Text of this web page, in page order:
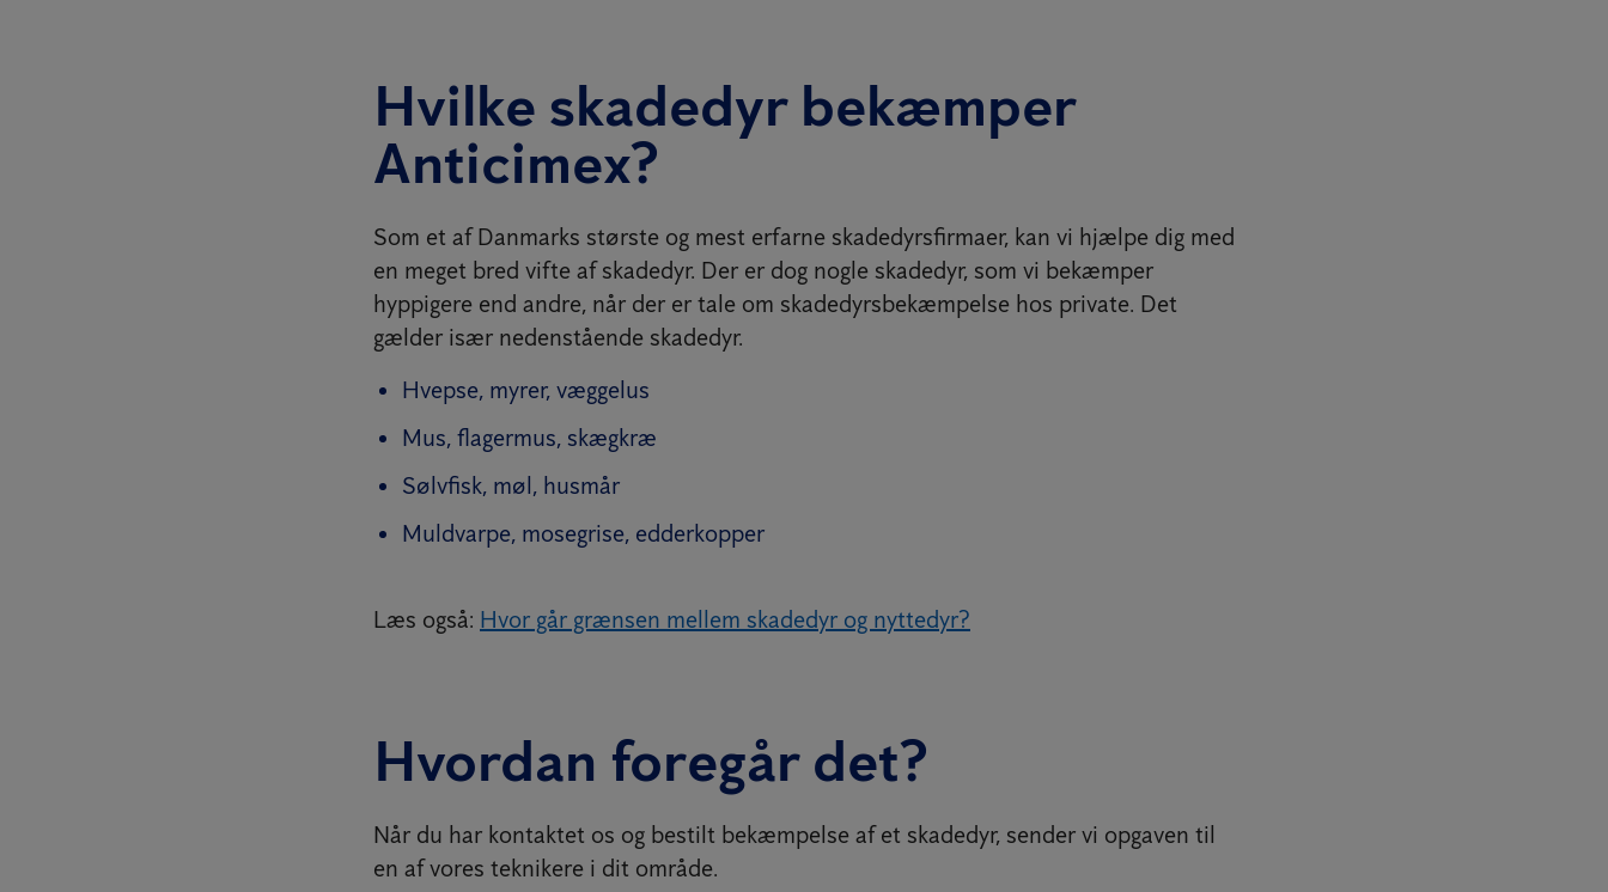
Hvilke skadedyr bekæmper
Anticimex?
Som et af Danmarks største og mest erfarne skadedyrsfirmaer, kan vi hjælpe dig med
en meget bred vifte af skadedyr. Der er dog nogle skadedyr, som vi bekæmper
hyppigere end andre, når der er tale om skadedyrsbekæmpelse hos private. Det
gælder især nedenstående skadedyr.
Hvepse, myrer, væggelus
Mus, flagermus, skægkræ
Sølvfisk, møl, husmår
Muldvarpe, mosegrise, edderkopper
Læs også: Hvor går grænsen mellem skadedyr og nyttedyr?
Hvordan foregår det?
Når du har kontaktet os og bestilt bekæmpelse af et skadedyr, sender vi opgaven til
en af vores teknikere i dit område.